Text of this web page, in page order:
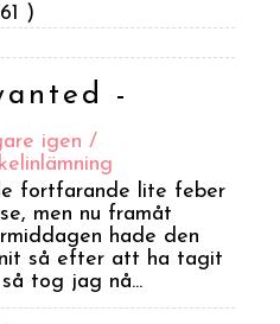
)
-
igen /
fortfarande lite feber
men nu framåt
hade den
så efter att ha tagit
tog jag nå...